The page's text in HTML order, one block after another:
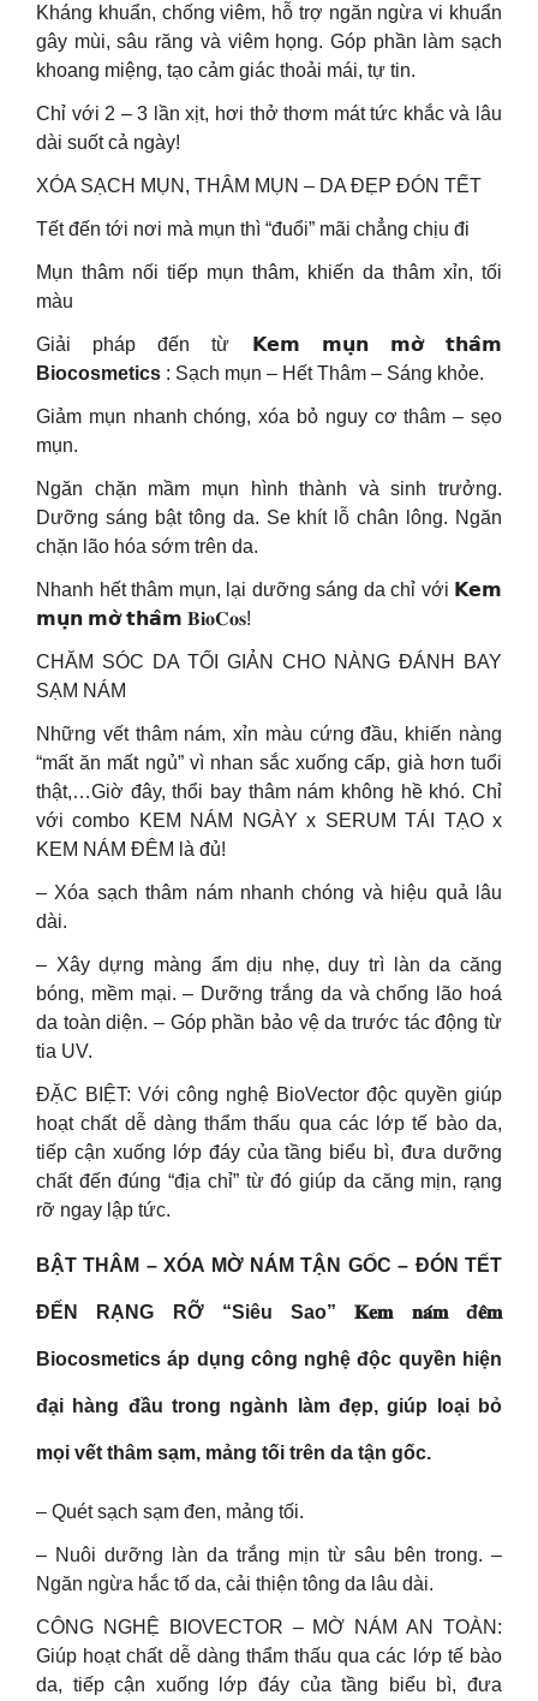
Kháng khuẩn, chống viêm, hỗ trợ ngăn ngừa vi khuẩn
gây mùi, sâu răng và viêm họng. Góp phần làm sạch
khoang miệng, tạo cảm giác thoải mái, tự tin.
Chỉ với 2 – 3 lần xịt, hơi thở thơm mát tức khắc và lâu
dài suốt cả ngày!
XÓA SẠCH MỤN, THÂM MỤN – DA ĐẸP ĐÓN TẾT
Tết đến tới nơi mà mụn thì “đuổi” mãi chẳng chịu đi
Mụn thâm nối tiếp mụn thâm, khiến da thâm xỉn, tối
màu
Giải pháp đến từ 𝗞𝗲𝗺 𝗺𝘂̣𝗻 𝗺𝗼̛̀ 𝘁𝗵𝗮̂𝗺
Biocosmetics : Sạch mụn – Hết Thâm – Sáng khỏe.
Giảm mụn nhanh chóng, xóa bỏ nguy cơ thâm – sẹo
mụn.
Ngăn chặn mầm mụn hình thành và sinh trưởng.
Dưỡng sáng bật tông da. Se khít lỗ chân lông. Ngăn
chặn lão hóa sớm trên da.
Nhanh hết thâm mụn, lại dưỡng sáng da chỉ với 𝗞𝗲𝗺
𝗺𝘂̣𝗻 𝗺𝗼̛̀ 𝘁𝗵𝗮̂𝗺 𝐁𝐢𝐨𝐂𝐨𝐬!
CHĂM SÓC DA TỐI GIẢN CHO NÀNG ĐÁNH BAY
SẠM NÁM
Những vết thâm nám, xỉn màu cứng đầu, khiến nàng
“mất ăn mất ngủ” vì nhan sắc xuống cấp, già hơn tuổi
thật,…Giờ đây, thổi bay thâm nám không hề khó. Chỉ
với combo KEM NÁM NGÀY x SERUM TÁI TẠO x
KEM NÁM ĐÊM là đủ!
– Xóa sạch thâm nám nhanh chóng và hiệu quả lâu
dài.
– Xây dựng màng ẩm dịu nhẹ, duy trì làn da căng
bóng, mềm mại. – Dưỡng trắng da và chống lão hoá
da toàn diện. – Góp phần bảo vệ da trước tác động từ
tia UV.
ĐẶC BIỆT: Với công nghệ BioVector độc quyền giúp
hoạt chất dễ dàng thẩm thấu qua các lớp tế bào da,
tiếp cận xuống lớp đáy của tầng biểu bì, đưa dưỡng
chất đến đúng “địa chỉ” từ đó giúp da căng mịn, rạng
rỡ ngay lập tức.
BẬT THÂM – XÓA MỜ NÁM TẬN GỐC – ĐÓN TẾT
ĐẾN RẠNG RỠ “Siêu Sao” 𝐊𝐞𝐦 𝐧𝐚́𝐦 đ𝐞̂𝐦
Biocosmetics áp dụng công nghệ độc quyền hiện
đại hàng đầu trong ngành làm đẹp, giúp loại bỏ
mọi vết thâm sạm, mảng tối trên da tận gốc.
– Quét sạch sạm đen, mảng tối.
– Nuôi dưỡng làn da trắng mịn từ sâu bên trong. –
Ngăn ngừa hắc tố da, cải thiện tông da lâu dài.
CÔNG NGHỆ BIOVECTOR – MỜ NÁM AN TOÀN:
Giúp hoạt chất dễ dàng thẩm thấu qua các lớp tế bào
da, tiếp cận xuống lớp đáy của tầng biểu bì, đưa